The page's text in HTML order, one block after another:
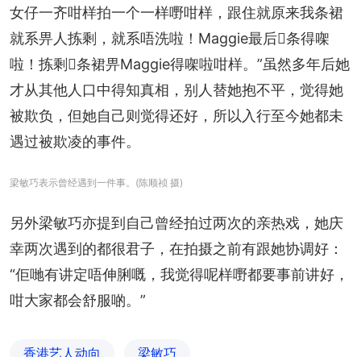
女仔一齐咁样拍一个一样嘢咁样，跟住就原来我条裙
就系畀人拣剩，就系唔洗啦！Maggie最后𠮶条得㗎
啦！拣剩𠮶条裙畀Maggie得㗎啦咁样。”虽然多年后她
才从其他人口中得知真相，别人替她抱不平，觉得她
被欺负，但她自己则觉得还好，所以入行至今她都未
遇过被欺凌的事件。
梁敏巧表示曾经遇到一件事。(陈顺祯 摄)
另外梁敏巧亦提到自己曾经拍过两次的亲热戏，她庆
幸两次遇到的都很君子，在拍摄之前有跟她协调好：
“佢哋有讲定唔伸脷嘅，我觉得呢样嘢都要事前讲好，
咁大家都会舒服啲。”
香港艺人动向 梁敏巧